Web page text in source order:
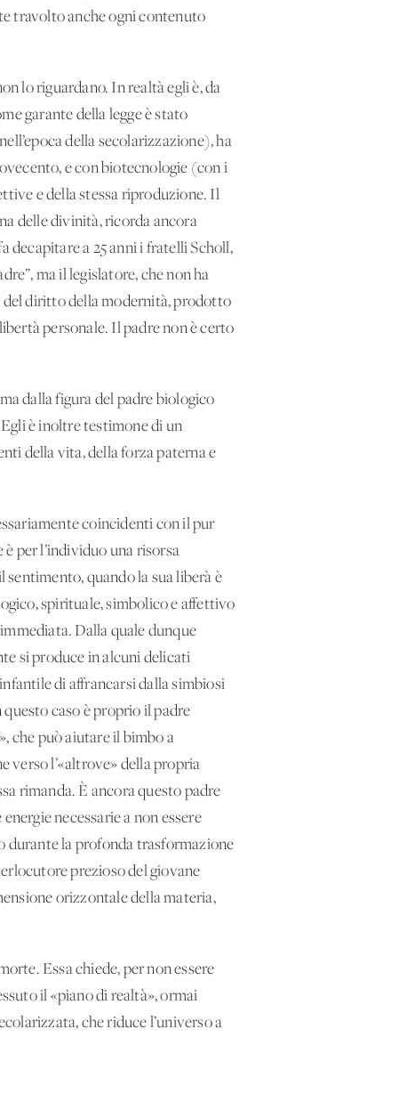
travolto anche ogni contenuto
lo riguardano. In realtà egli è, da
garante della legge è stato
della secolarizzazione), ha
e con biotecnologie (con i
e della stessa riproduzione. Il
delle divinità, ricorda ancora
decapitare a 25 anni i fratelli Scholl,
ma il legislatore, che non ha
del diritto della modernità, prodotto
personale. Il padre non è certo
dalla figura del padre biologico
è inoltre testimone di un
della vita, della forza paterna e
coincidenti con il pur
per l’individuo una risorsa
quando la sua liberà è
spirituale, simbolico e affettivo
Dalla quale dunque
si produce in alcuni delicati
di affrancarsi dalla simbiosi
caso è proprio il padre
che può aiutare il bimbo a
verso l’«altrove» della propria
rimanda. È ancora questo padre
necessarie a non essere
durante la profonda trasformazione
prezioso del giovane
orizzontale della materia,
Essa chiede, per non essere
il «piano di realtà», ormai
che riduce l’universo a